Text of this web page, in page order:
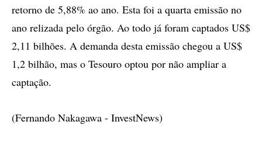
retorno de 5,88% ao ano. Esta foi a quarta emissão no
ano relizada pelo órgão. Ao todo já foram captados US$
2,11 bilhões. A demanda desta emissão chegou a US$
1,2 bilhão, mas o Tesouro optou por não ampliar a
captação.
(Fernando Nakagawa - InvestNews)